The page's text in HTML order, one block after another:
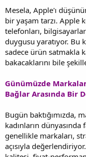
Mesela, Apple'ı
bir yaşam tarzı. Apple
telefonları,
duygusu yaratıyor. Bu
sadece ürün satmakla
bakacaklarını bile
Günümüzde
Bağlar Arasında Bir
Bugün baktığımızda,
kadınların
genellikle markaları,
açısıyla